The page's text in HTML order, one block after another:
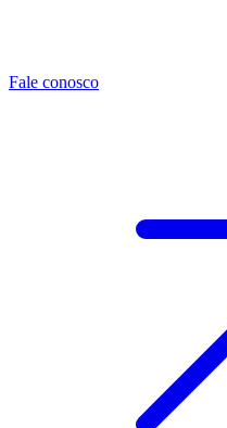
Fale conosco